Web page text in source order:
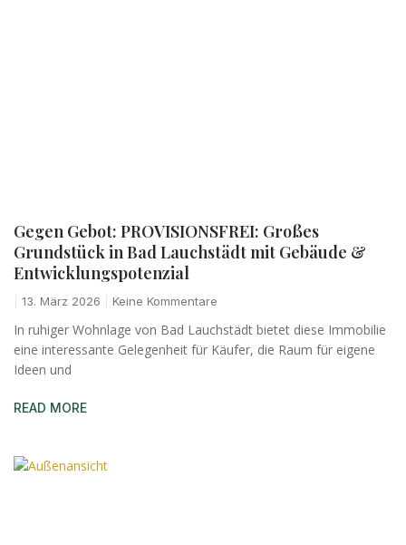
Gegen Gebot: PROVISIONSFREI: Großes
Grundstück in Bad Lauchstädt mit Gebäude &
Entwicklungspotenzial
13. März 2026 Keine Kommentare
In ruhiger Wohnlage von Bad Lauchstädt bietet diese Immobilie
eine interessante Gelegenheit für Käufer, die Raum für eigene
Ideen und
READ MORE